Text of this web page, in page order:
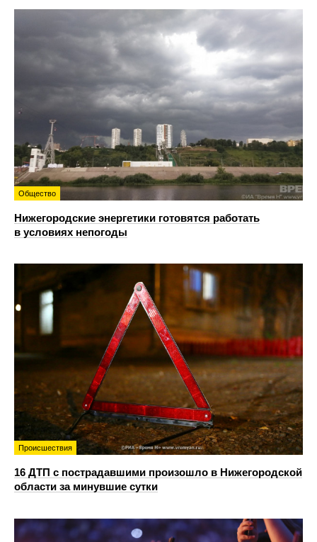
Общество
Нижегородские энергетики готовятся работать
в условиях непогоды
Происшествия
16 ДТП с пострадавшими произошло в Нижегородской
области за минувшие сутки